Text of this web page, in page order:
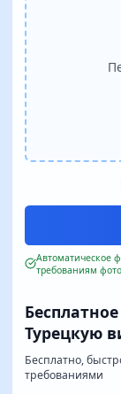
Турецкую
Бесплатно,
требованиями
Автоматическое
требованиям